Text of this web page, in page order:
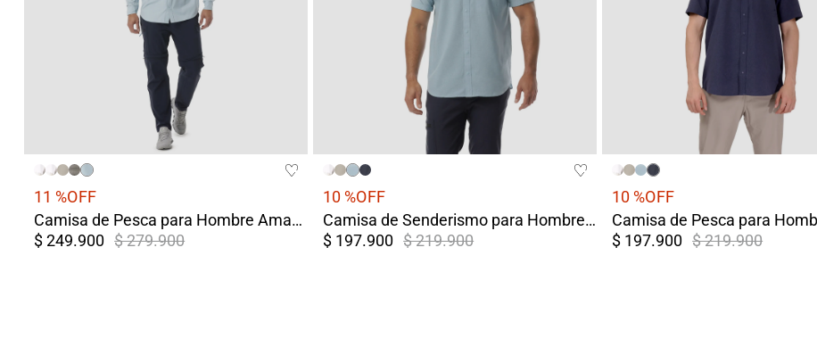
11 %OFF
Camisa de Pesca para Hombre Amazonas Azul Protección UV
$ 249.900 $ 279.900
10 %OFF
Camisa de Senderismo para Hombre Pantanal Azul Claro
$ 197.900 $ 219.900
10 %OFF
$ 197.900 $ 219.900